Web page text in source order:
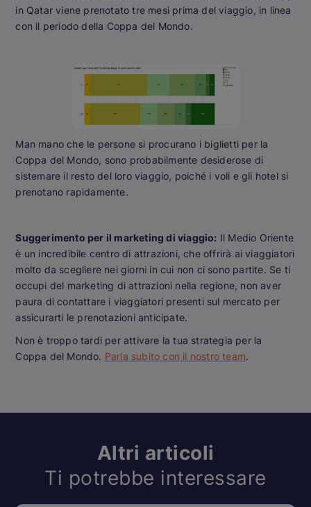
in Qatar viene prenotato tre mesi prima del viaggio, in linea
con il periodo della Coppa del Mondo.
Man mano che le persone si procurano i biglietti per la
Coppa del Mondo, sono probabilmente desiderose di
sistemare il resto del loro viaggio, poiché i voli e gli hotel si
prenotano rapidamente.
Suggerimento per il marketing di viaggio: Il Medio Oriente
è un incredibile centro di attrazioni, che offrirà ai viaggiatori
molto da scegliere nei giorni in cui non ci sono partite. Se ti
occupi del marketing di attrazioni nella regione, non aver
paura di contattare i viaggiatori presenti sul mercato per
assicurarti le prenotazioni anticipate.
Non è troppo tardi per attivare la tua strategia per la
Coppa del Mondo. Parla subito con il nostro team.
Altri articoli
Ti potrebbe interessare